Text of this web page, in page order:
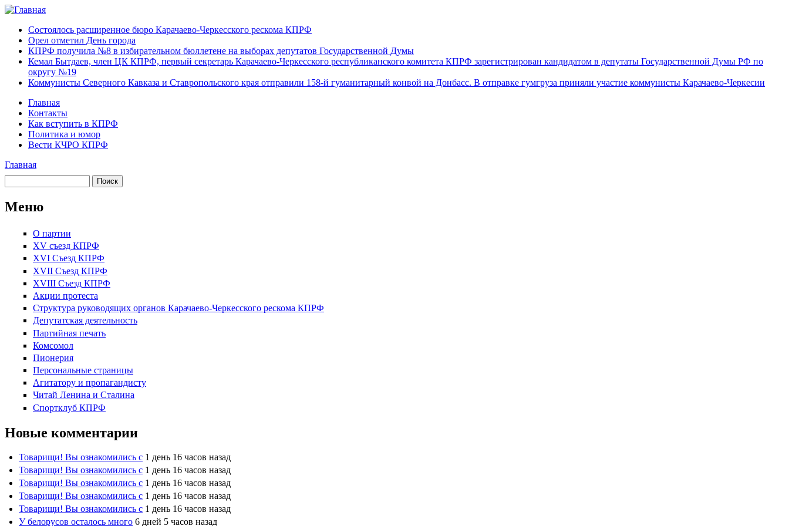
Перейти к основному содержанию
Черкесское
республиканское
отделение
Коммунистической
партии Российской
Федерации
аргументы,
факты
Состоялось расширенное бюро Карачаево-Черкесского рескома КПРФ
Орел отметил День города
КПРФ получила №8 в избирательном бюллетене на выборах депутатов Государственной Думы
Кемал Бытдаев, член ЦК КПРФ, первый секретарь Карачаево-Черкесского республиканского комитета КПРФ зарегистрирован кандидатом в депутаты Государственной Думы РФ по
округу №19
Коммунисты Северного Кавказа и Ставропольского края отправили 158-й гуманитарный конвой на Донбасс. В отправке гумгруза приняли участие коммунисты Карачаево-Черкесии
Главное меню
Главная
Контакты
Как вступить в КПРФ
Политика и юмор
Вести КЧРО КПРФ
Вы здесь
Главная
Меню
О партии
XV съезд КПРФ
XVI Съезд КПРФ
XVII Cъезд КПРФ
XVIII Cъезд КПРФ
Акции протеста
Структура руководящих органов Карачаево-Черкесского рескома КПРФ
Депутатская деятельность
Партийная печать
Комсомол
Пионерия
Персональные страницы
Агитатору и пропагандисту
Читай Ленина и Сталина
Спортклуб КПРФ
Новые комментарии
Товарищи! Вы ознакомились с 1 день 16 часов назад
Товарищи! Вы ознакомились с 1 день 16 часов назад
Товарищи! Вы ознакомились с 1 день 16 часов назад
Товарищи! Вы ознакомились с 1 день 16 часов назад
Товарищи! Вы ознакомились с 1 день 16 часов назад
У белорусов осталось много 6 дней 5 часов назад